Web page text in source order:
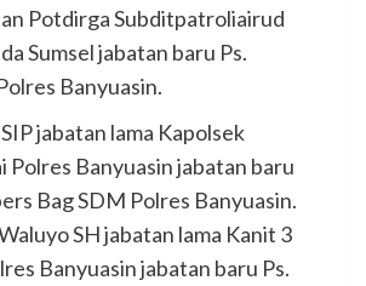
Potdirga Subditpatroliairud
Sumsel jabatan baru Ps.
Banyuasin.
jabatan lama Kapolsek
Polres Banyuasin jabatan baru
Bag SDM Polres Banyuasin.
SH jabatan lama Kanit 3
Banyuasin jabatan baru Ps.